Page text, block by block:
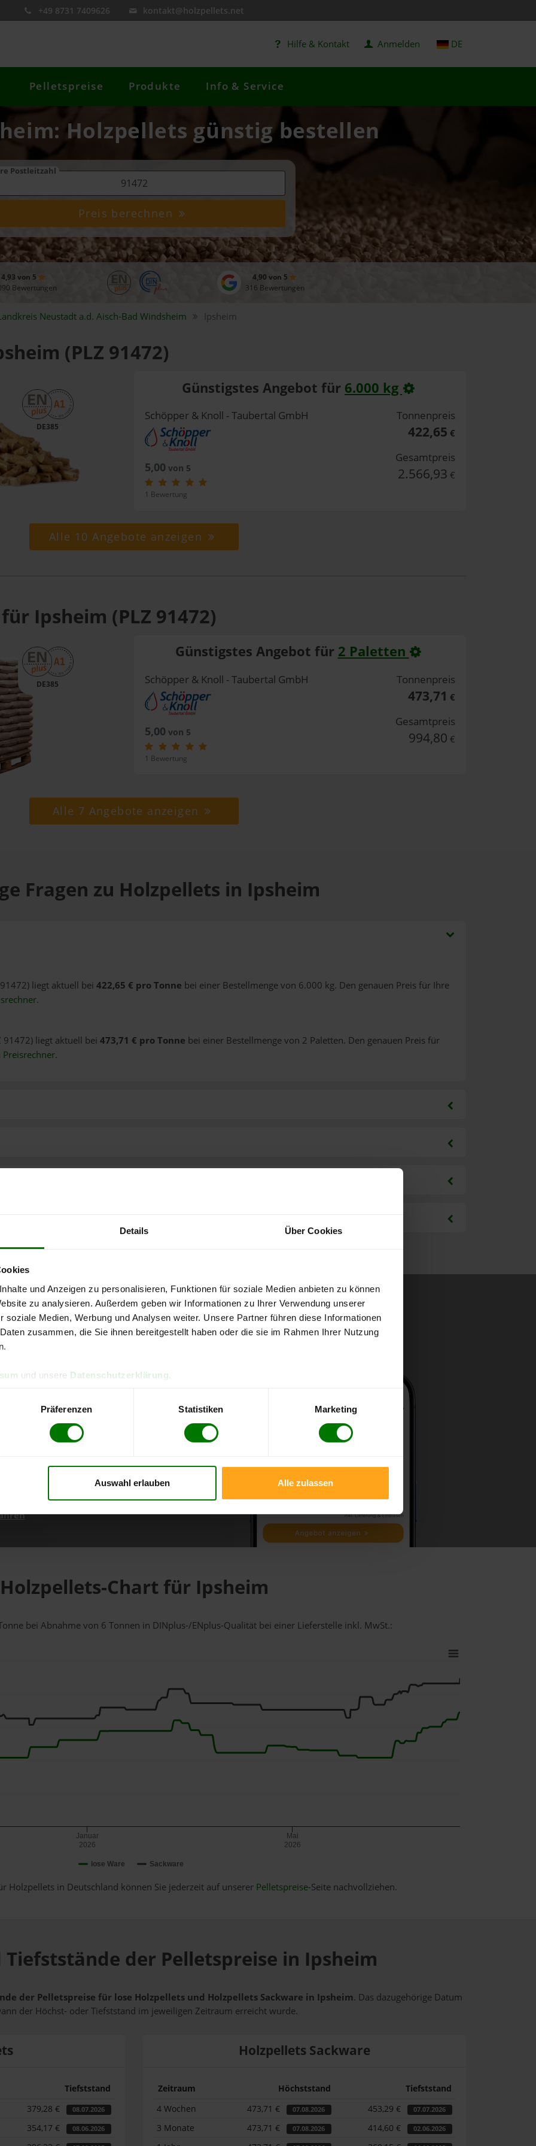
Details Über Cookies
und Anzeigen zu personalisieren, Funktionen für soziale Medien anbieten zu können
zu analysieren. Außerdem geben wir Informationen zu Ihrer Verwendung unserer
soziale Medien, Werbung und Analysen weiter. Unsere Partner führen diese Informationen
zusammen, die Sie ihnen bereitgestellt haben oder die sie im Rahmen Ihrer Nutzung
und unsere Datenschutzerklärung
Präferenzen Statistiken Marketing
Auswahl erlauben Alle zulassen
+49 8731 7409626 kontakt@holzpellets.net
Hilfe & Kontakt Anmelden DE
Pelletspreise Produkte Info & Service
Holzpellets günstig bestellen
Postleitzahl
Preis berechnen
4,93 von 5
Bewertungen
4,90 von 5
316 Bewertungen
Neustadt a.d. Aisch-Bad Windsheim Ipsheim
(PLZ 91472)
DE385
Günstigstes Angebot für 6.000 kg
Schöpper & Knoll - Taubertal GmbH
5,00 von 5
1 Bewertung
Tonnenpreis
422,65 €
Gesamtpreis
2.566,93 €
Alle 10 Angebote anzeigen
Ipsheim (PLZ 91472)
DE385
Günstigstes Angebot für 2 Paletten
Schöpper & Knoll - Taubertal GmbH
5,00 von 5
1 Bewertung
Tonnenpreis
473,71 €
Gesamtpreis
994,80 €
Alle 7 Angebote anzeigen
Fragen zu Holzpellets in Ipsheim
liegt aktuell bei 422,65 € pro Tonne bei einer Bestellmenge von 6.000 kg. Den genauen Preis für Ihre
.
91472) liegt aktuell bei 473,71 € pro Tonne bei einer Bestellmenge von 2 Paletten. Den genauen Preis für
Preisrechner.
kostenlose
direkt online bestellen
aktuellen Stand
Holzpellets-Chart für Ipsheim
bei Abnahmevon 6 Tonnen in DINplus-/ENplus-Qualität bei einer Lieferstelle inkl. MwSt.:
lose Ware Sackware
Januar
2026
Mai
2026
Holzpellets in Deutschland können Sie jederzeit auf unserer Pelletspreise-Seite nachvollziehen.
Tiefststände der Pelletspreise in Ipsheim
der Pelletspreise für lose Holzpellets und Holzpellets Sackware in Ipsheim. Das dazugehörige Datum
der Höchst- oder Tiefststand im jeweiligen Zeitraum erreicht wurde.
Tiefststand
379,28 € 08.07.2026
354,17 € 08.06.2026
Holzpellets Sackware
Zeitraum Höchststand
Tiefststand
4 Wochen
473,71 € 07.08.2026 453,29 € 07.07.2026
3 Monate 473,71 € 07.08.2026 414,60 € 02.06.2026